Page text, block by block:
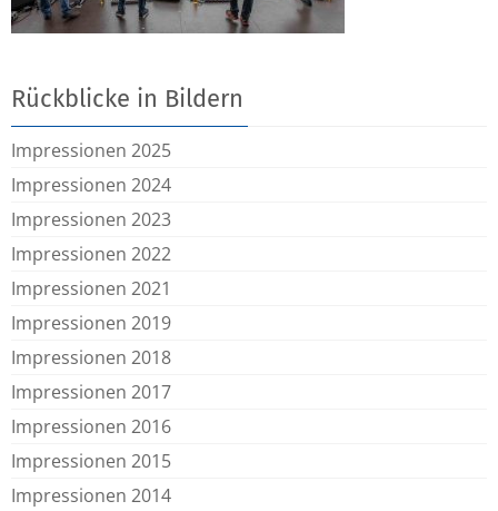
Rückblicke in Bildern
Impressionen 2025
Impressionen 2024
Impressionen 2023
Impressionen 2022
Impressionen 2021
Impressionen 2019
Impressionen 2018
Impressionen 2017
Impressionen 2016
Impressionen 2015
Impressionen 2014